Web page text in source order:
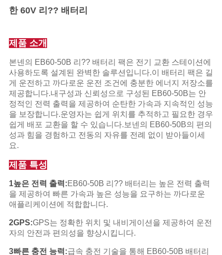
개
인
정
보
보
호
정
책
한 60V 리?? 배터리
제품 소개
본넨의 EB60-50B 리?? 배터리 팩은 전기 교환 스테이션에
사용하도록 설계된 완벽한 솔루션입니다.이 배터리 팩은 길
게 운전하고 까다로운 운전 조건에 충분한 에너지 저장소를
제공합니다.내구성과 신뢰성으로 구성된 EB60-50B는 안
정적인 전력 출력을 제공하여 순탄한 가속과 지속적인 성능
을 보장합니다.운영자는 쉽게 위치를 추적하고 필요한 경우
쉽게 배포 교환을 할 수 있습니다.보넨의 EB60-50B의 편의
성과 힘을 경험하고 전동의 자유를 전례 없이 받아들이세
요.
제품 특성
1높은 전력 출력:EB60-50B 리?? 배터리는 높은 전력 출력
을 제공하여 빠른 가속과 높은 성능을 요구하는 까다로운
애플리케이션에 적합합니다.
2GPS:GPS는 정확한 위치 및 내비게이션을 제공하여 운전
자의 안전과 편의성을 향상시킵니다.
3빠른 충전 능력:급속 충전 기술을 통해 EB60-50B 배터리